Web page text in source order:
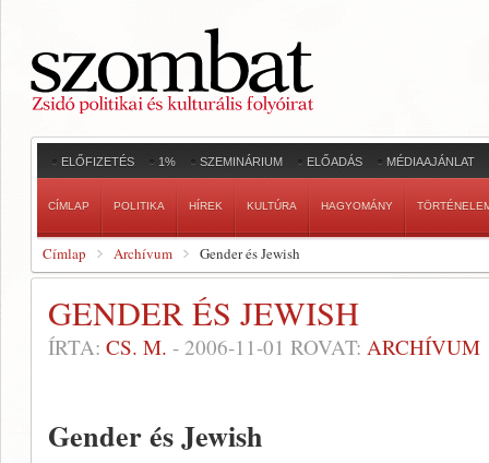
ELŐFIZETÉS 1% SZEMINÁRIUM ELŐADÁS MÉDIAAJÁNLAT
CÍMLAP POLITIKA HÍREK KULTÚRA HAGYOMÁNY
Címlap Archívum Gender és Jewish
GENDER ÉS JEWISH
ÍRTA: CS. M. - 2006-11-01 ROVAT: ARCHÍVUM
Gender és Jewish